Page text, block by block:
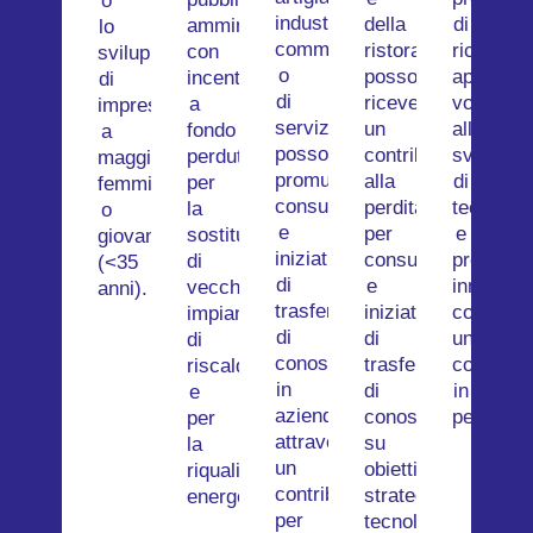
lo
sviluppo
di
imprese
a
maggioranza
femminile
o
giovanile
(<35
anni).
amministrazioni
con
incentivi
a
fondo
perduto
per
la
sostituzione
di
vecchi
impianti
di
riscaldamento
e
per
la
riqualificazione
energetica.
industriale,
commerciale
o
di
servizi
possono
promuovere
consulenze
e
iniziative
di
trasferimento
di
conoscenze
in
azienda
attraverso
un
contributo
per
della
ristorazione
possono
ricevere
un
contributo
alla
perdita
per
consulenza
e
iniziative
di
trasferimento
di
conoscenze
su
obiettivi
strategici,
tecnologici
di
ricerca
applicata
volti
allo
sviluppo
di
e
processi
con
un
in
perdita.